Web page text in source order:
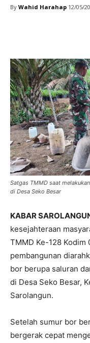
By Wahid Harahap 12/05/
Satgas TMMD saat
di Desa Seko Besar
KABAR
kesejahteraan
TMMD Ke-128
pembangunan
bor berupa saluran
di Desa Seko Besar,
Sarolangun.
Setelah sumur bor
bergerak cepat